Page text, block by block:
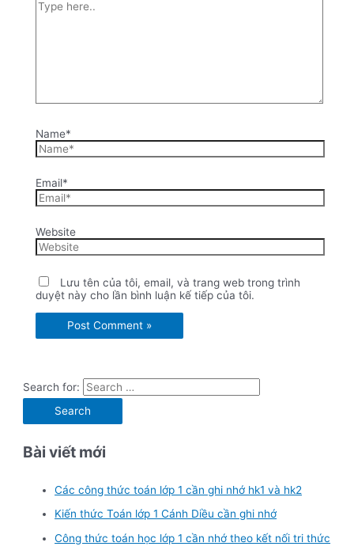
Name*
Email*
Website
Lưu tên của tôi, email, và trang web trong trình
duyệt này cho lần bình luận kế tiếp của tôi.
Search for:
Bài viết mới
Các công thức toán lớp 1 cần ghi nhớ hk1 và hk2
Kiến thức Toán lớp 1 Cánh Diều cần ghi nhớ
Công thức toán học lớp 1 cần nhớ theo kết nối tri thức